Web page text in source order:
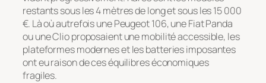
restants sous les 4 mètres de long et sous les 15 000
€. Là où autrefois une Peugeot 106, une Fiat Panda
ou une Clio proposaient une mobilité accessible, les
plateformes modernes et les batteries imposantes
ont eu raison de ces équilibres économiques
fragiles.